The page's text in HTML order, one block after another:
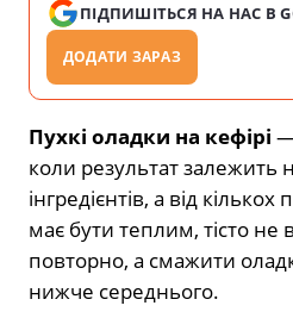
ПІДПИШІТЬСЯ НА НАС В
ДОДАТИ ЗАРАЗ
Пухкі оладки на кефірі —
коли результат залежить
інгредієнтів, а від
має бути теплим, тісто не
повторно, а смажити
нижче середнього.